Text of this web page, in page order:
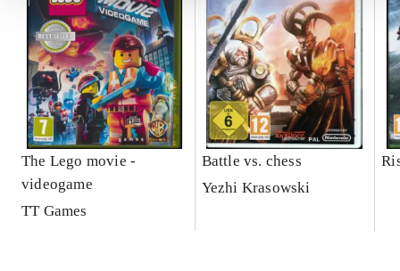
The Lego movie -
videogame
TT Games
Battle vs. chess
Yezhi Krasowski